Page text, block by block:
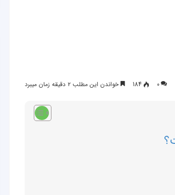
۰ 184 خواندن این مطلب ۲ دقیقه زمان میبرد